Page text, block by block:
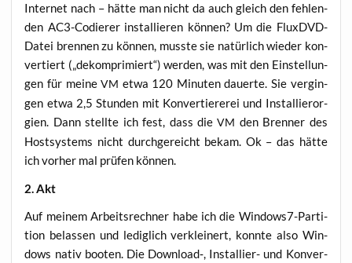
Inter­net nach – hät­te man nicht da auch gleich den feh­len­
den AC3-Codie­rer instal­lie­ren kön­nen? Um die FluxDVD-
Datei bren­nen zu kön­nen, muss­te sie natür­lich wie­der kon­
ver­tiert („dekom­pri­miert“) wer­den, was mit den Ein­stel­lun­
gen für mei­neVM etwa 120 Minu­ten dau­er­te. Sie ver­gin­
gen etwa 2,5 Stun­den mit Kon­ver­tie­re­rei und Instal­lier­or­
gi­en. Dann stell­te ich fest, dass dieVM den Bren­ner des
Host­sys­tems nicht durch­ge­reicht bekam. Ok – das hät­te
ich vor­her mal prü­fen können.
2. Akt
Auf mei­nem Arbeits­rech­ner habe ich die Win­dows7-Par­ti­
ti­on belas­sen und ledig­lich ver­klei­nert, konn­te also Win­
dows nativ boo­ten. Die Download‑, Instal­li­er- und Kon­ver­